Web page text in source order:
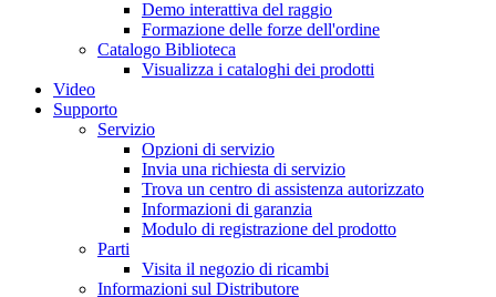
Demo interattiva del raggio
Formazione delle forze dell'ordine
Catalogo Biblioteca
Visualizza i cataloghi dei prodotti
Video
Supporto
Servizio
Opzioni di servizio
Invia una richiesta di servizio
Trova un centro di assistenza autorizzato
Informazioni di garanzia
Modulo di registrazione del prodotto
Parti
Visita il negozio di ricambi
Informazioni sul Distributore